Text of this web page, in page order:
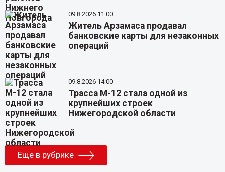
09.8.2026 11:00
Житель Арзамаса продавал
банковские карты для незаконных
операций
09.8.2026 14:00
Трасса М-12 стала одной из
крупнейших строек
Нижегородской области
Еще в рубрике